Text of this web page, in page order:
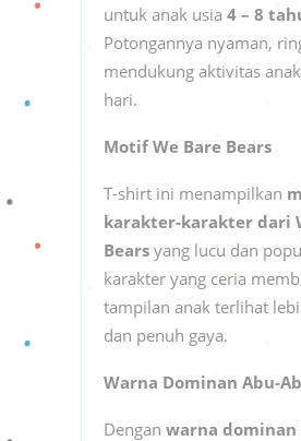
untuk anak usia 4 – 8
Potongannya nyaman,
mendukung aktivitas
hari.
Motif We Bare Bears
T-shirt ini menampilkan
karakter-karakter dari
Bears yang lucu dan
karakter yang ceria
tampilan anak terlihat
dan penuh gaya.
Warna Dominan Abu-
Dengan warna dominan